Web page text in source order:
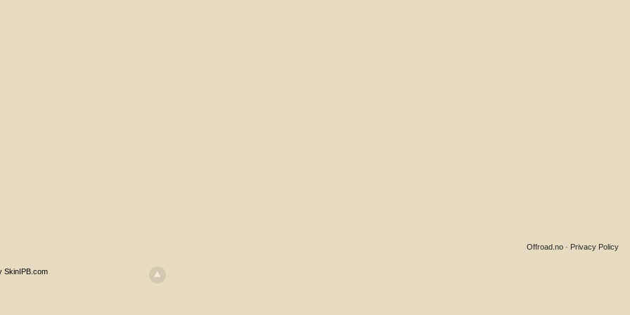
Privacy Policy
Offroad.no ·
SkinIPB.com